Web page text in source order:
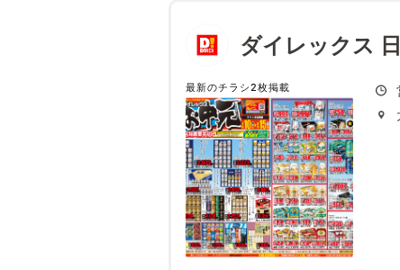
ダイレックス
最新のチラシ2枚掲載